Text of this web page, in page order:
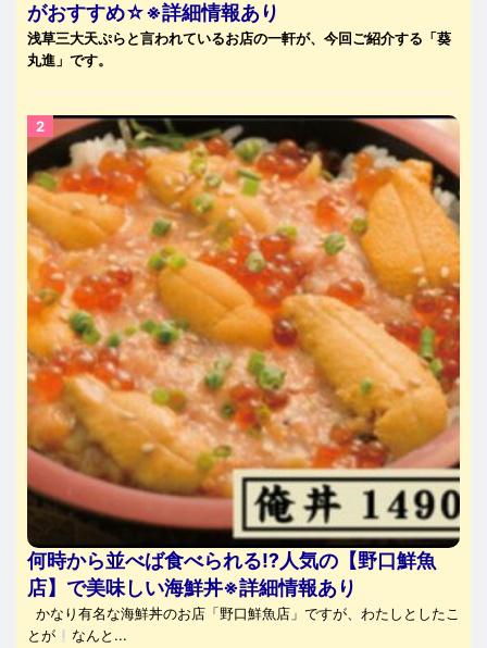
がおすすめ☆※詳細情報あり
浅草三大天ぷらと言われているお店の一軒が、今回ご紹介する「葵
丸進」です。
何時から並べば食べられる⁉人気の【野口鮮魚
店】で美味しい海鮮丼※詳細情報あり
かなり有名な海鮮丼のお店「野口鮮魚店」ですが、わたしとしたこ
とが
なんと...